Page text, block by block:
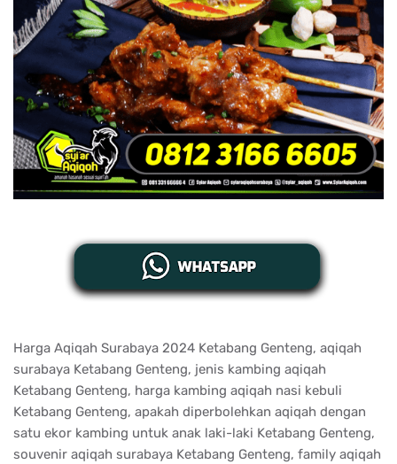
Harga Aqiqah Surabaya 2024 Ketabang Genteng, aqiqah
surabaya Ketabang Genteng, jenis kambing aqiqah
Ketabang Genteng, harga kambing aqiqah nasi kebuli
Ketabang Genteng, apakah diperbolehkan aqiqah dengan
satu ekor kambing untuk anak laki-laki Ketabang Genteng,
souvenir aqiqah surabaya Ketabang Genteng, family aqiqah